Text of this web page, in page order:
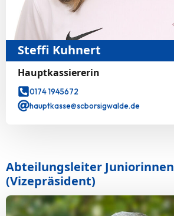
Steffi Kuhnert
Hauptkassiererin
0174 1945672
hauptkasse@scborsigwalde.de
Abteilungsleiter Juniorinnen
(Vizepräsident)